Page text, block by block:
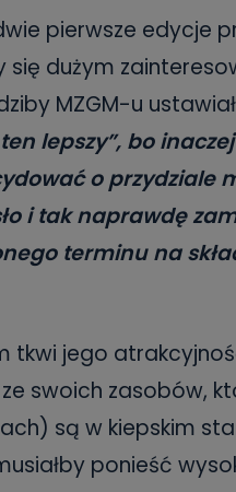
pierwsze edycje
się dużym
MZGM-u
lepszy”, bo
o przydziale
i tak naprawdę
terminu na
jego
swoich zasobów,
są w kiepskim
ponieść